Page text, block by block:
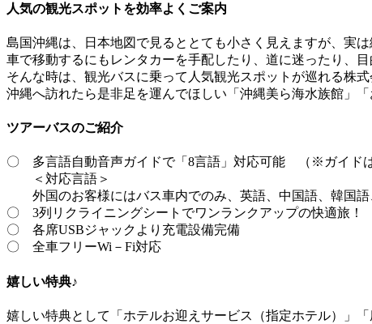
人気の観光スポットを効率よくご案内
島国沖縄は、日本地図で見るととても小さく見えますが、実
車で移動するにもレンタカーを手配したり、道に迷ったり、
そんな時は、観光バスに乗って人気観光スポットが巡れる株
沖縄へ訪れたら是非足を運んでほしい「沖縄美ら海水族館」
ツアーバスのご紹介
〇 多言語自動音声ガイドで「8言語」対応可能 （※ガイドは
＜対応言語＞
外国のお客様にはバス車内でのみ、英語、中国語、韓国語
〇 3列リクライニングシートでワンランクアップの快適旅！
〇 各席USBジャックより充電設備完備
〇 全車フリーWi－Fi対応
嬉しい特典♪
嬉しい特典として「ホテルお迎えサービス（指定ホテル）」「